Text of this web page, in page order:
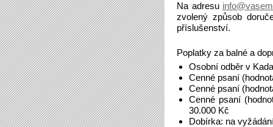
Na adresu
zvolený způsob
příslušenství.
Poplatky za balné a
Osobní odběr v
Cenné psaní
Cenné psaní
Cenné psaní
30.000 Kč
Dobírka: na